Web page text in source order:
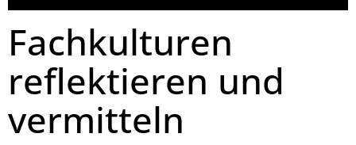
Fachkulturen
reflektieren und
vermitteln